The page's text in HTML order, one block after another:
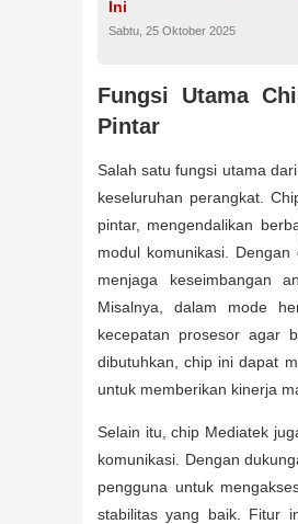
Ini
Sabtu, 25 Oktober 2025
Fungsi Utama
Pintar
Salah satu fungsi utama
keseluruhan perangkat.
pintar, mengendalikan
modul komunikasi.
menjaga keseimbangan
Misalnya, dalam mode
kecepatan prosesor agar
dibutuhkan, chip ini dapat
untuk memberikan kinerja
Selain itu, chip Mediatek
komunikasi. Dengan
pengguna untuk
stabilitas yang baik. Fitur